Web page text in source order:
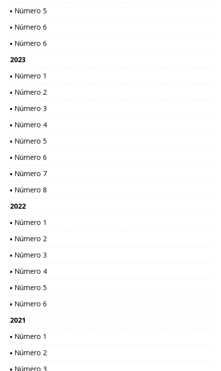
▪ Número 5
▪ Número 6
▪ Número 6
2023
▪ Número 1
▪ Número 2
▪ Número 3
▪ Número 4
▪ Número 5
▪ Número 6
▪ Número 7
▪ Número 8
2022
▪ Número 1
▪ Número 2
▪ Número 3
▪ Número 4
▪ Número 5
▪ Número 6
2021
▪ Número 1
▪ Número 2
▪ Número 3